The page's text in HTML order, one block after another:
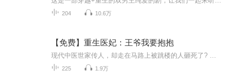
204 10.6万
【免费】重生医妃：王爷我要抱抱
225 1.9万